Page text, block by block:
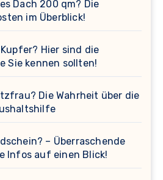
Dach 200 qm? Die
im Überblick!
Hier sind die
Sie kennen sollten!
Die Wahrheit über die
– Überraschende
Infos auf einen Blick!